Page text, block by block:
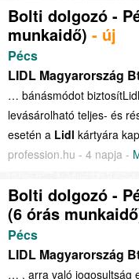
Bolti dolgozó -
munkaidő) - új
Pécs
LIDL Magyarország
… bánásmódot
levásárolható teljes- és
esetén a Lidl kártyára
profession.hu - 4 napja -
Bolti dolgozó -
(6 órás
Pécs
LIDL Magyarország
… , arra való jogosultság